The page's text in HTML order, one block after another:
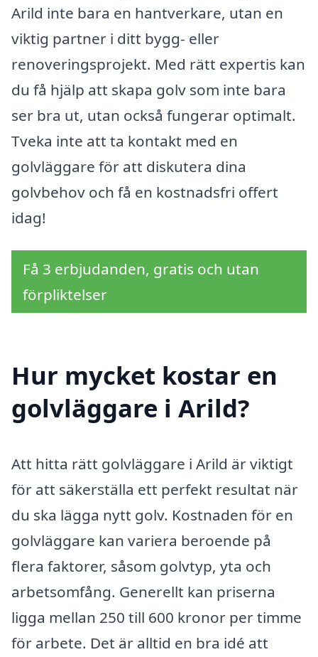
Arild inte bara en hantverkare, utan en
viktig partner i ditt bygg- eller
renoveringsprojekt. Med rätt expertis kan
du få hjälp att skapa golv som inte bara
ser bra ut, utan också fungerar optimalt.
Tveka inte att ta kontakt med en
golvläggare för att diskutera dina
golvbehov och få en kostnadsfri offert
idag!
Få 3 erbjudanden, gratis och utan
förpliktelser
Hur mycket kostar en
golvläggare i Arild?
Att hitta rätt golvläggare i Arild är viktigt
för att säkerställa ett perfekt resultat när
du ska lägga nytt golv. Kostnaden för en
golvläggare kan variera beroende på
flera faktorer, såsom golvtyp, yta och
arbetsomfång. Generellt kan priserna
ligga mellan 250 till 600 kronor per timme
för arbete. Det är alltid en bra idé att